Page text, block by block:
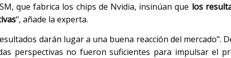
que fabrica los chips de Nvidia, insinúan que los
", añade la experta.
darán lugar a una buena reacción del mercado".
perspectivas no fueron suficientes para impulsar el